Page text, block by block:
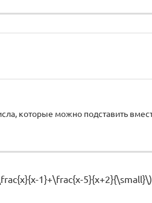
которые можно подставить
1}+\frac{x-